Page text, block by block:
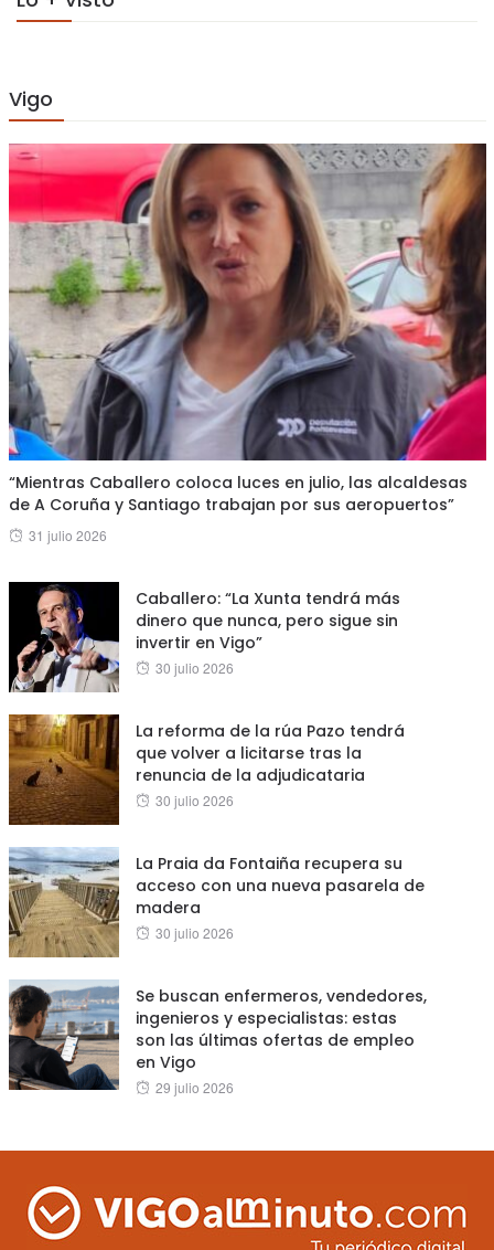
Vigo
“Mientras Caballero coloca luces en julio, las alcaldesas
de A Coruña y Santiago trabajan por sus aeropuertos”
Posted
31 julio 2026
Caballero: “La Xunta tendrá más
dinero que nunca, pero sigue sin
invertir en Vigo”
Posted
30 julio 2026
La reforma de la rúa Pazo tendrá
que volver a licitarse tras la
renuncia de la adjudicataria
Posted
30 julio 2026
La Praia da Fontaiña recupera su
acceso con una nueva pasarela de
madera
Posted
30 julio 2026
Se buscan enfermeros, vendedores,
ingenieros y especialistas: estas
son las últimas ofertas de empleo
en Vigo
Posted
29 julio 2026